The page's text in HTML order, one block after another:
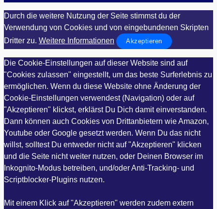
Durch die weitere Nutzung der Seite stimmst du der
Verwendung von Cookies und von eingebundenen Skripten
Dritter zu. Weitere Informationen Akzeptieren
Die Cookie-Einstellungen auf dieser Website sind auf
"Cookies zulassen" eingestellt, um das beste Surferlebnis zu
ermöglichen. Wenn du diese Website ohne Änderung der
Cookie-Einstellungen verwendest (Navigation) oder auf
"Akzeptieren" klickst, erklärst Du Dich damit einverstanden.
Dann können auch Cookies von Drittanbietern wie Amazon,
Youtube oder Google gesetzt werden. Wenn Du das nicht
willst, solltest Du entweder nicht auf "Akzeptieren" klicken
und die Seite nicht weiter nutzen, oder Deinen Browser im
Inkognito-Modus betreiben, und/oder Anti-Tracking- und
Scriptblocker-Plugins nutzen.
Mit einem Klick auf "Akzeptieren" werden zudem extern